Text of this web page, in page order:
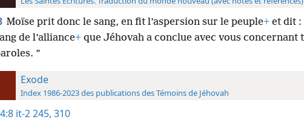
Moïse prit donc le sang, en fit l’aspersion sur le peuple+et dit :
de l’alliance+que Jéhovah a conclue avec vous concernant
”
Exode
Index 1986-2023 des publications des Témoins de Jéhovah
it-2 245, 310